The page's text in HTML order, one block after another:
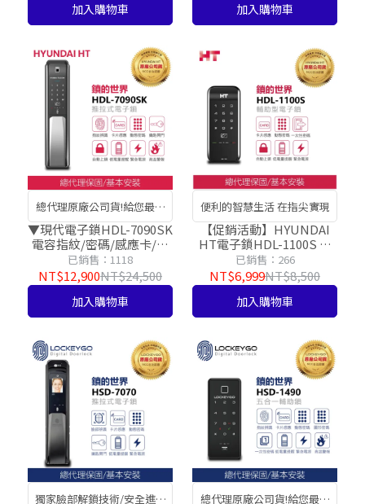
加入購物車 加入購物車
總代理原廠公司貨!給您最安
心的服務好品質
▼現代電子鎖HDL-7090SK
電容指紋/密碼/感應卡/鑰
匙
已銷售：1118
NT$12,900NT$24,500
加入購物車
便利的智慧生活 在指尖實現
【促銷活動】HYUNDAI
HT電子鎖HDL-1100S 密
碼/感應卡(可使用悠遊卡)
已銷售：266
NT$6,999NT$8,500
加入購物車
獨家臉部解鎖技術/安全進門 總代理原廠公司貨!給您最安